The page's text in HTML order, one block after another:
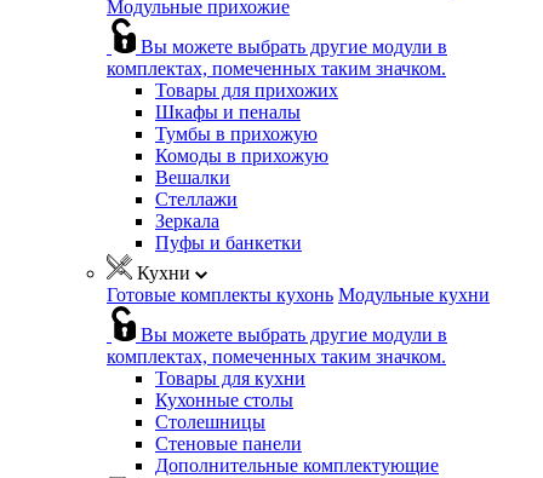
Модульные прихожие
Вы можете выбрать другие модули в
комплектах, помеченных таким значком.
Товары для прихожих
Шкафы и пеналы
Тумбы в прихожую
Комоды в прихожую
Вешалки
Стеллажи
Зеркала
Пуфы и банкетки
Кухни
Готовые комплекты кухонь Модульные кухни
Вы можете выбрать другие модули в
комплектах, помеченных таким значком.
Товары для кухни
Кухонные столы
Столешницы
Стеновые панели
Дополнительные комплектующие